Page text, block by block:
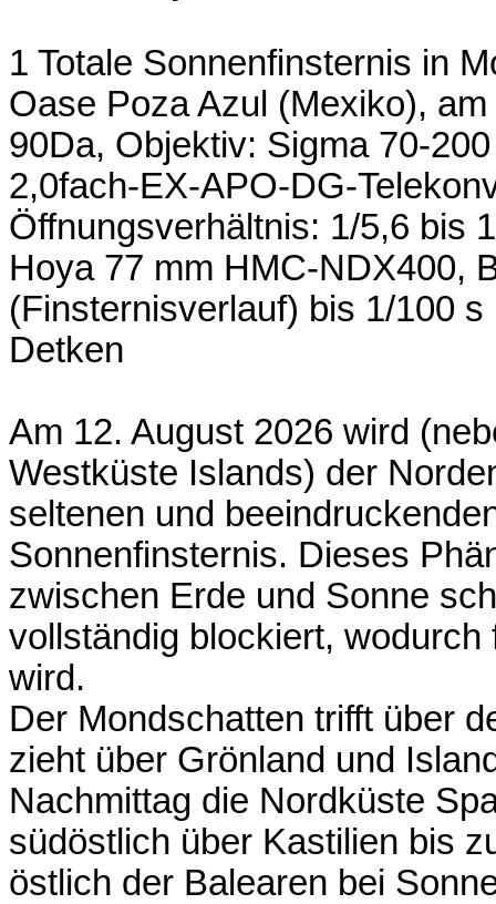
1 Totale Sonnenfinsternis in
Oase Poza Azul (Mexiko),
90Da, Objektiv: Sigma 70-
2,0fach-EX-APO-DG-
Öffnungsverhältnis: 1/5,6 bis
Hoya 77 mm HMC-NDX400,
(Finsternisverlauf) bis 1/100
Detken
Am 12. August 2026 wird
Westküste Islands) der
seltenen und
Sonnenfinsternis. Dieses
zwischen Erde und Sonne
vollständig blockiert,
wird.
Der Mondschatten trifft über
zieht über Grönland und
Nachmittag die Nordküste
südöstlich über Kastilien bis
östlich der Balearen bei